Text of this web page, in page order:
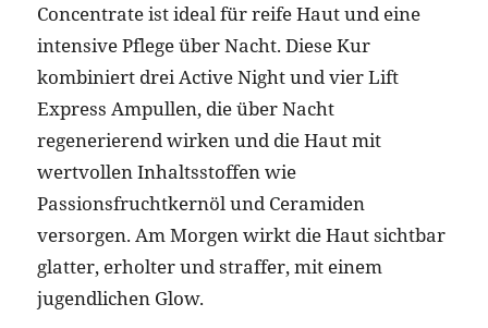
Concentrate ist ideal für reife Haut und eine
intensive Pflege über Nacht. Diese Kur
kombiniert drei Active Night und vier Lift
Express Ampullen, die über Nacht
regenerierend wirken und die Haut mit
wertvollen Inhaltsstoffen wie
Passionsfruchtkernöl und Ceramiden
versorgen. Am Morgen wirkt die Haut sichtbar
glatter, erholter und straffer, mit einem
jugendlichen Glow.